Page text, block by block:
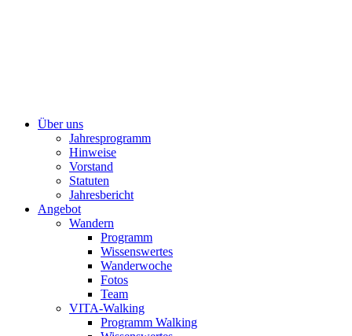
Über uns
Jahresprogramm
Hinweise
Vorstand
Statuten
Jahresbericht
Angebot
Wandern
Programm
Wissenswertes
Wanderwoche
Fotos
Team
VITA-Walking
Programm Walking